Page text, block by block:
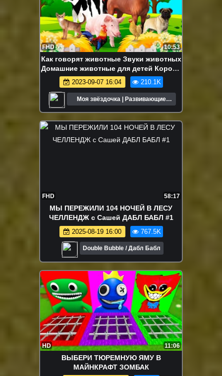
FHD 10:53
Как говорят животные Звуки животных
Домашние животные для детей Корова
Лошадь
2023-09-07 16:04 210.1K
Моя звёздочка | Развивающие
FHD 58:17
МЫ ПЕРЕЖИЛИ 104 НОЧЕЙ В ЛЕСУ
ЧЕЛЛЕНДЖ с Сашей ДАБЛ БАБЛ #1
2025-08-19 16:00 767.5K
Double Bubble / Дабл Бабл
HD 11:06
ВЫБЕРИ ТЮРЕМНУЮ ЯМУ В
МАЙНКРАФТ ЗОМБАК